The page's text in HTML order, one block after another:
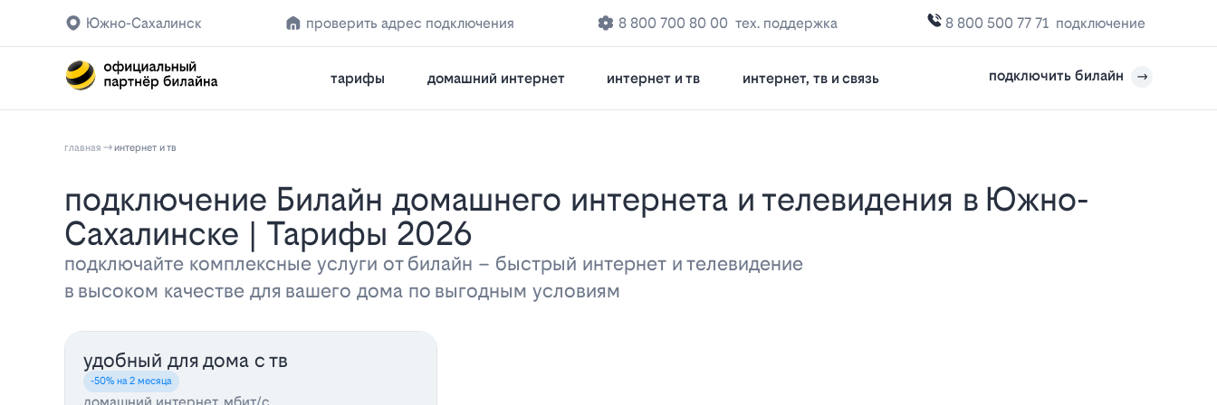
Южно-Сахалинск проверить адрес подключения 8 800 700 80 00 тех. поддержка 8 800 500 77 71 подключение
тарифы домашний интернет интернет и тв интернет, тв и связь подключить билайн
главная интернет и тв
Подключение Билайн домашнего интернета и телевидения в Южно-
Сахалинске | Тарифы 2026
подключайте комплексные услуги от билайн – быстрый интернет и телевидение
в высоком качестве для вашего дома по выгодным условиям
удобный для дома с тв
-50% на 2 месяца